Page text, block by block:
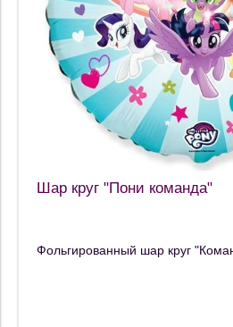
Шар круг "Пони команда"
Фольгированный шар круг